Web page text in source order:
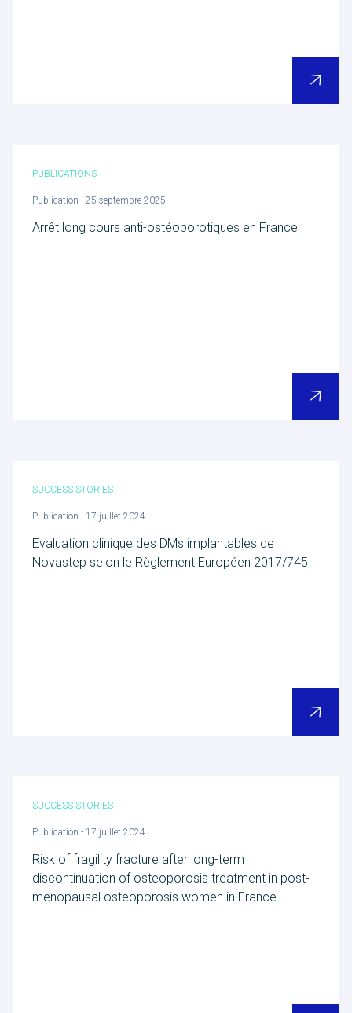
POUR EN SAVOIR PLUS
PUBLICATIONS
Publication - 25 septembre 2025
Arrêt long cours anti-ostéoporotiques en France
SUCCESS STORIES
Publication - 17 juillet 2024
Evaluation clinique des DMs implantables de
Novastep selon le Règlement Européen 2017/745
SUCCESS STORIES
Publication - 17 juillet 2024
Risk of fragility fracture after long-term
discontinuation of osteoporosis treatment in post-
menopausal osteoporosis women in France